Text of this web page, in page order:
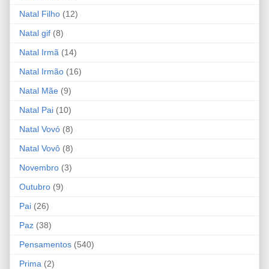
Natal Filho (12)
Natal gif (8)
Natal Irmã (14)
Natal Irmão (16)
Natal Mãe (9)
Natal Pai (10)
Natal Vovó (8)
Natal Vovô (8)
Novembro (3)
Outubro (9)
Pai (26)
Paz (38)
Pensamentos (540)
Prima (2)